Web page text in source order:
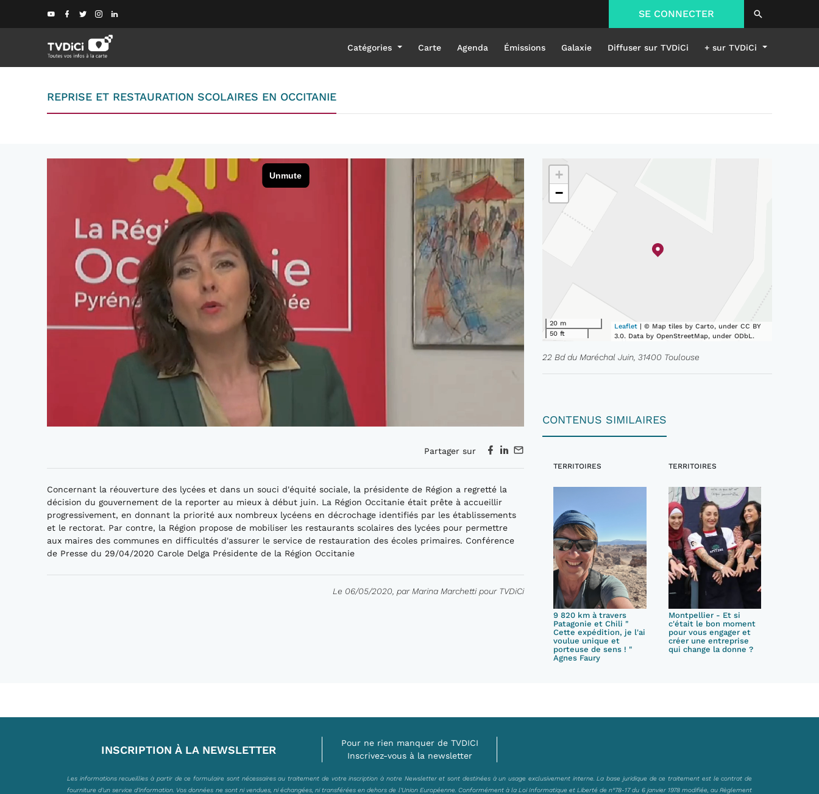
SE CONNECTER
Catégories Carte Agenda Émissions Galaxie Diffuser sur TVDiCi + sur TVDiCi
REPRISE ET RESTAURATION SCOLAIRES EN OCCITANIE
Partager sur
Concernant la réouverture des lycées et dans un souci d'équité sociale, la présidente de Région a regretté la
décision du gouvernement de la reporter au mieux à début juin. La Région Occitanie était prête à accueillir
progressivement, en donnant la priorité aux nombreux lycéens en décrochage identifiés par les établissements
et le rectorat. Par contre, la Région propose de mobiliser les restaurants scolaires des lycées pour permettre
aux maires des communes en difficultés d'assurer le service de restauration des écoles primaires. Conférence
de Presse du 29/04/2020 Carole Delga Présidente de la Région Occitanie
Le 06/05/2020, par Marina Marchetti pour TVDiCi
+
−
20 m
50 ft
Leaflet | © Map tiles by Carto, under CC BY
3.0. Data by OpenStreetMap, under ODbL.
22 Bd du Maréchal Juin, 31400 Toulouse
CONTENUS SIMILAIRES
TERRITOIRES
9 820 km à travers
Patagonie et Chili "
Cette expédition, je l'ai
voulue unique et
porteuse de sens ! "
Agnes Faury
TERRITOIRES
Montpellier - Et si
c'était le bon moment
pour vous engager et
créer une entreprise
qui change la donne ?
INSCRIPTION À LA NEWSLETTER
Pour ne rien manquer de TVDICI
Inscrivez-vous à la newsletter
Les informations recueillies à partir de ce formulaire sont nécessaires au traitement de votre inscription à notre Newsletter et sont destinées à un usage exclusivement interne. La base juridique de ce traitement est le contrat de
fourniture d’un service d’information. Vos données ne sont ni vendues, ni échangées, ni transférées en dehors de l’Union Européenne. Conformément à la Loi Informatique et Liberté de n°78-17 du 6 janvier 1978 modifiée, au Règlement